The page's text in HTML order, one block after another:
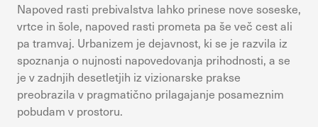
Napoved rasti prebivalstva lahko prinese nove soseske,
vrtce in šole, napoved rasti prometa pa še več cest ali
pa tramvaj. Urbanizem je dejavnost, ki se je razvila iz
spoznanja o nujnosti napovedovanja prihodnosti, a se
je v zadnjih desetletjih iz vizionarske prakse
preobrazila v pragmatično prilagajanje posameznim
pobudam v prostoru.
Piškotki za ciljno usmerjenost
Te piškotke nastavijo naši oglaševalski partnerji. Partnerska
oglaševalska podjetja jih lahko uporabljajo za izdelavo profila
vaših interesov, ki ga nato uporabijo za prikazovanje ustreznih
oglasov na drugih spletnih mestih. Pri delu uporabljajo
edinstveno prepoznavanje vašega brskalnika in naprave. Če
zavrnete uporabo teh piškotkov, ne boste deležni našega